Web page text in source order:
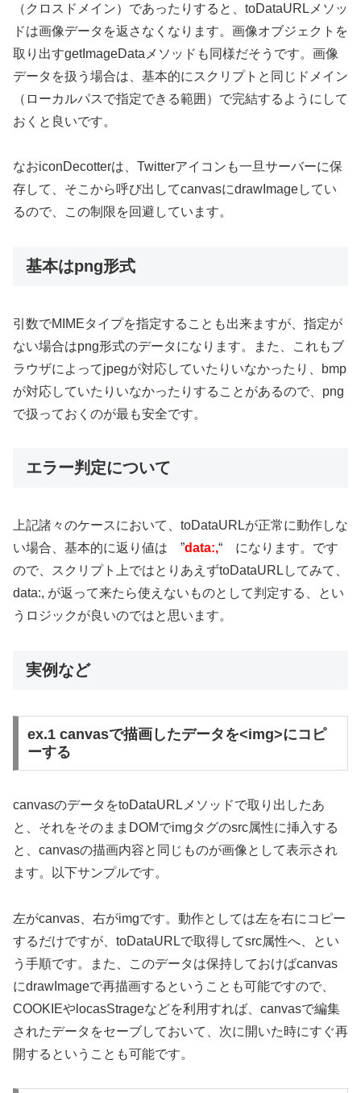
（クロスドメイン）であったりすると、toDataURLメソッ
ドは画像データを返さなくなります。画像オブジェクトを
取り出すgetImageDataメソッドも同様だそうです。画像
データを扱う場合は、基本的にスクリプトと同じドメイン
（ローカルパスで指定できる範囲）で完結するようにして
おくと良いです。
なおiconDecotterは、Twitterアイコンも一旦サーバーに保
存して、そこから呼び出してcanvasにdrawImageしてい
るので、この制限を回避しています。
基本はpng形式
引数でMIMEタイプを指定することも出来ますが、指定が
ない場合はpng形式のデータになります。また、これもブ
ラウザによってjpegが対応していたりいなかったり、bmp
が対応していたりいなかったりすることがあるので、png
で扱っておくのが最も安全です。
エラー判定について
上記諸々のケースにおいて、toDataURLが正常に動作しな
い場合、基本的に返り値は ”data:,“ になります。です
ので、スクリプト上ではとりあえずtoDataURLしてみて、
data:, が返って来たら使えないものとして判定する、とい
うロジックが良いのではと思います。
実例など
ex.1 canvasで描画したデータを<img>にコピ
ーする
canvasのデータをtoDataURLメソッドで取り出したあ
と、それをそのままDOMでimgタグのsrc属性に挿入する
と、canvasの描画内容と同じものが画像として表示され
ます。以下サンプルです。
左がcanvas、右がimgです。動作としては左を右にコピー
するだけですが、toDataURLで取得してsrc属性へ、とい
う手順です。また、このデータは保持しておけばcanvas
にdrawImageで再描画するということも可能ですので、
COOKIEやlocasStrageなどを利用すれば、canvasで編集
されたデータをセーブしておいて、次に開いた時にすぐ再
開するということも可能です。